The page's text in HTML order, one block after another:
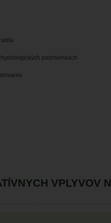
podmienkach
VPLYVOV